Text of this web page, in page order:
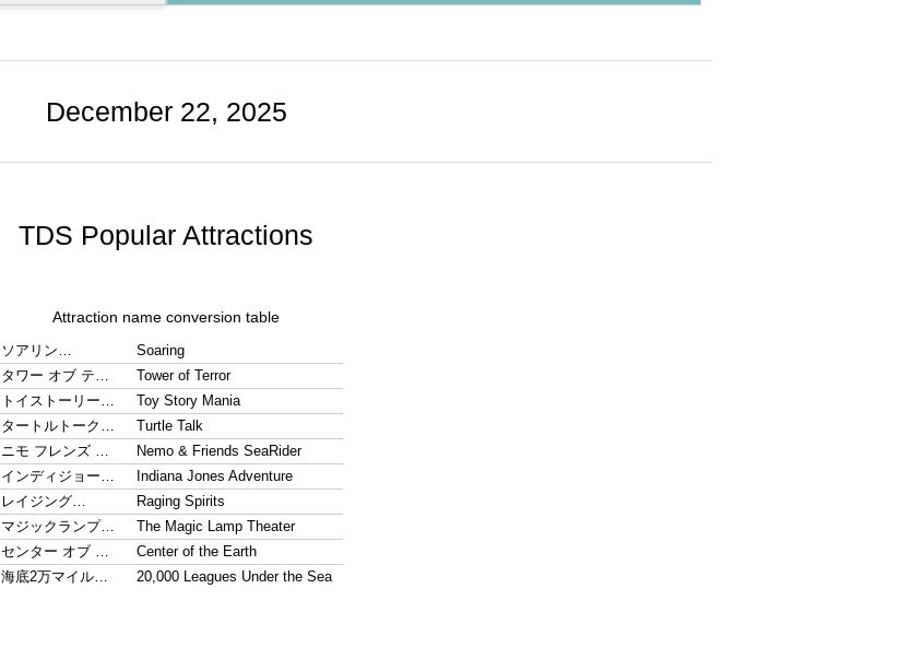
December 22, 2025
TDS Popular Attractions
Attraction name conversion table
ソアリン…
Soaring
タワー オブ テ…
Tower of Terror
トイストーリー…
Toy Story Mania
タートルトーク…
Turtle Talk
ニモ フレンズ …
Nemo & Friends SeaRider
インディジョー…
Indiana Jones Adventure
レイジング…
Raging Spirits
マジックランプ…
The Magic Lamp Theater
センター オブ …
Center of the Earth
海底2万マイル…
20,000 Leagues Under the Sea